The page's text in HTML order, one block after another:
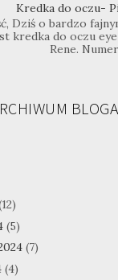
Kredka do oczu-
Dziś o bardzo
kredka do oczu
Rene.
BLOGA
(5)
(7)
(4)